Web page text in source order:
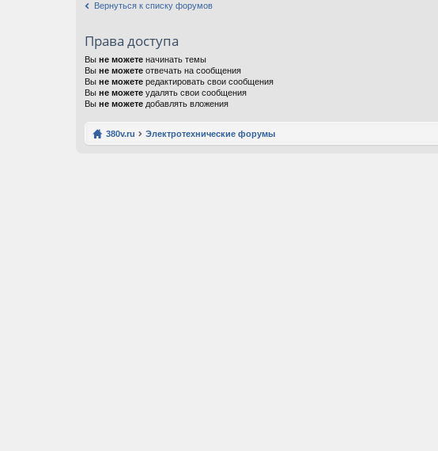
Вернуться к списку форумов
Права доступа
Вы не можете начинать темы
Вы не можете отвечать на сообщения
Вы не можете редактировать свои сообщения
Вы не можете удалять свои сообщения
Вы не можете добавлять вложения
380v.ru Электротехнические форумы